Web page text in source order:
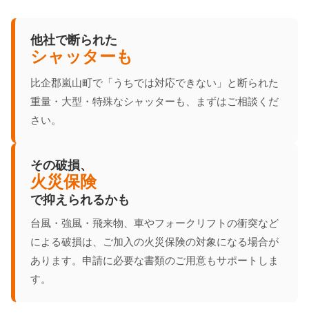
他社で断られた
シャッターも
比企郡嵐山町で「うちでは対応できない」と断られた
重量・大型・特殊なシャッターも、まずはご相談くだ
さい。
その破損、
火災保険
で抑えられるかも
台風・強風・飛来物、車やフォークリフトの衝突など
による破損は、ご加入の火災保険の対象になる場合が
あります。申請に必要な書類のご用意もサポートしま
す。